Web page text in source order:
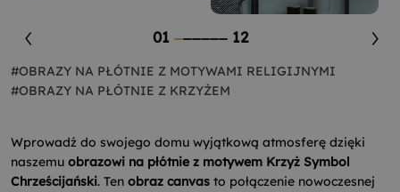
01 12
#OBRAZY NA PŁÓTNIE Z MOTYWAMI RELIGIJNYMI
#OBRAZY NA PŁÓTNIE Z KRZYŻEM
Wprowadź do swojego domu wyjątkową atmosferę dzięki
naszemu obrazowi na płótnie z motywem Krzyż Symbol
Chrześcijański. Ten obraz canvas to połączenie nowoczesnej